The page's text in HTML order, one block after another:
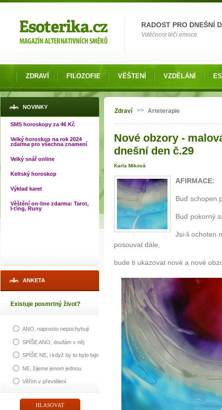
RADOST PRO DNEŠNÍ
Vděčnost léčí emoce.
ZDRAVÍ FILOZOFIE VĚŠTENÍ VZDĚLÁNÍ
NOVINKY
SMS horoskopy za 46 Kč
Velký horoskop na rok 2024
zdarma pro všechna znamení
Velký snář online
Keltský horoskop
Výklad karet
Věštění on-line zdarma: Tarot,
I-ťing, Runy
ANKETA
Existuje posmrtný život?
ANO, naprosto nepochybuji
SPÍŠE ANO, doufám v něj
SPÍŠE NE, i když by to bylo fajn
NE, žijeme jenom jednou
Věřím v převtělení
Jste zde
Zdraví >> Arteterapie
Nové obzory -
dnešní den č.29
Karla Miková
AFIRMACE:
Buď schopen
Buď pokorný
Jsi-li ochoten
posouvat dále,
bude ti ukazovat nové a nové